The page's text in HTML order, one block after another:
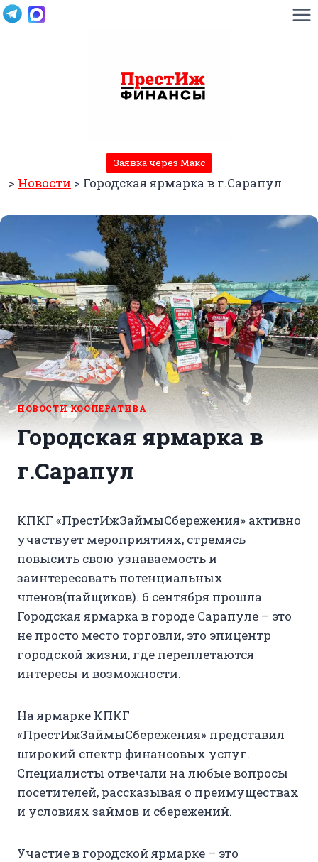
Перейти
Заявка через Макс
> Новости > Городская ярмарка в г.Сарапул
НОВОСТИ КООПЕРАТИВА
Городская ярмарка в
г.Сарапул
КПКГ «ПрестИжЗаймыСбережения» активно
участвует мероприятиях, стремясь
повысить свою узнаваемость и
заинтересовать потенциальных
членов(пайщиков). 6 сентября прошла
Городская ярмарка в городе Сарапуле – это
не просто место торговли, это эпицентр
городской жизни, где переплетаются
интересы и возможности.
На ярмарке КПКГ
«ПрестИжЗаймыСбережения» представил
широкий спектр финансовых услуг.
Специалисты отвечали на любые вопросы
посетителей, рассказывая о преимуществах
и условиях займов и сбережений.
Участие в городской ярмарке – это